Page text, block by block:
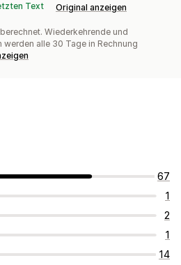
Text Original anzeigen
Wiederkehrende und
alle 30 Tage in Rechnung
67
1
2
1
14